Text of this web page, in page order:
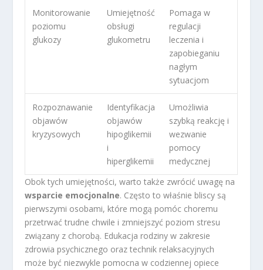
Monitorowanie
poziomu
glukozy
Umiejętność
obsługi
glukometru
Pomaga w
regulacji
leczenia i
zapobieganiu
nagłym
sytuacjom
Rozpoznawanie
objawów
kryzysowych
Identyfikacja
objawów
hipoglikemii
i
hiperglikemii
Umożliwia
szybką reakcję i
wezwanie
pomocy
medycznej
Obok tych umiejętności, warto także zwrócić uwagę na
wsparcie emocjonalne. Często to właśnie bliscy są
pierwszymi osobami, które mogą pomóc choremu
przetrwać trudne chwile i zmniejszyć poziom stresu
związany z chorobą. Edukacja rodziny w zakresie
zdrowia psychicznego oraz technik relaksacyjnych
może być niezwykle pomocna w codziennej opiece